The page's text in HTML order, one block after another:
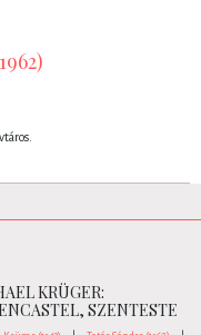
KRÜGER:
SZENTESTE